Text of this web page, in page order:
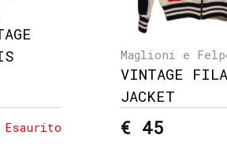
Esaurito
Maglioni e
VINTAGE
JACKET
€ 45